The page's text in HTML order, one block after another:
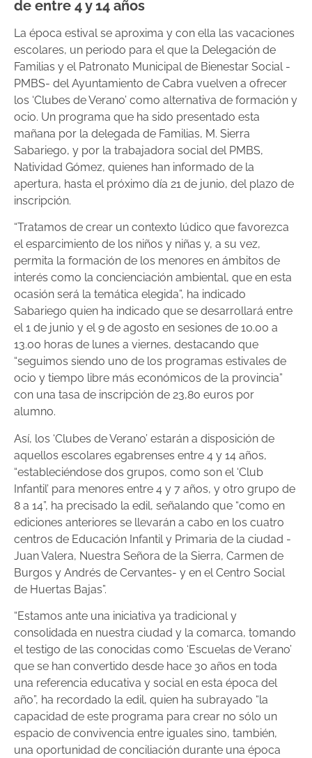
de entre 4 y 14 años
La época estival se aproxima y con ella las vacaciones
escolares, un periodo para el que la Delegación de
Familias y el Patronato Municipal de Bienestar Social -
PMBS- del Ayuntamiento de Cabra vuelven a ofrecer
los ‘Clubes de Verano’ como alternativa de formación y
ocio. Un programa que ha sido presentado esta
mañana por la delegada de Familias, M. Sierra
Sabariego, y por la trabajadora social del PMBS,
Natividad Gómez, quienes han informado de la
apertura, hasta el próximo día 21 de junio, del plazo de
inscripción.
“Tratamos de crear un contexto lúdico que favorezca
el esparcimiento de los niños y niñas y, a su vez,
permita la formación de los menores en ámbitos de
interés como la concienciación ambiental, que en esta
ocasión será la temática elegida”, ha indicado
Sabariego quien ha indicado que se desarrollará entre
el 1 de junio y el 9 de agosto en sesiones de 10.00 a
13.00 horas de lunes a viernes, destacando que
“seguimos siendo uno de los programas estivales de
ocio y tiempo libre más económicos de la provincia”
con una tasa de inscripción de 23,80 euros por
alumno.
Así, los ‘Clubes de Verano’ estarán a disposición de
aquellos escolares egabrenses entre 4 y 14 años,
“estableciéndose dos grupos, como son el ‘Club
Infantil’ para menores entre 4 y 7 años, y otro grupo de
8 a 14”, ha precisado la edil, señalando que “como en
ediciones anteriores se llevarán a cabo en los cuatro
centros de Educación Infantil y Primaria de la ciudad -
Juan Valera, Nuestra Señora de la Sierra, Carmen de
Burgos y Andrés de Cervantes- y en el Centro Social
de Huertas Bajas”.
“Estamos ante una iniciativa ya tradicional y
consolidada en nuestra ciudad y la comarca, tomando
el testigo de las conocidas como ‘Escuelas de Verano’
que se han convertido desde hace 30 años en toda
una referencia educativa y social en esta época del
año”, ha recordado la edil, quien ha subrayado “la
capacidad de este programa para crear no sólo un
espacio de convivencia entre iguales sino, también,
una oportunidad de conciliación durante una época